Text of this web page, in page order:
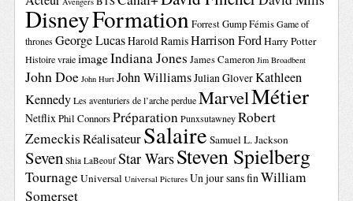
DisneyFormationForrest GumpFémis Game of
thrones George LucasHarold RamisHarrison FordHarry Potter
Histoire vraie imageIndiana Jones James Cameron Jim Broadbent
John Doe John Hurt John WilliamsJulian GloverKathleen
Kennedy Les aventuriers de l’arche perdue MarvelMétier
NetflixPhil ConnorsPréparation Punxsutawney Robert
ZemeckisRéalisateurSalaire Samuel L. Jackson
Seven Shia LaBeouf Star WarsSteven Spielberg
TournageUniversal Universal Pictures Un jour sans finWilliam
Somerset